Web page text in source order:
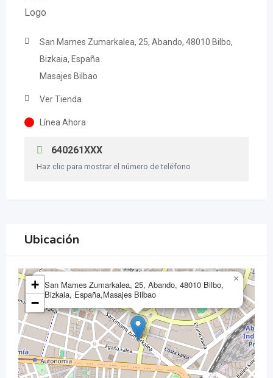
San Mames Zumarkalea, 25, Abando, 48010 Bilbo,
Bizkaia, España
Masajes Bilbao
Ver Tienda
Línea Ahora
640261XXX
Haz clic para mostrar el número de teléfono
Ubicación
San Mames Zumarkalea, 25, Abando, 48010 Bilbo,
Bizkaia, España,Masajes Bilbao
×
+
−